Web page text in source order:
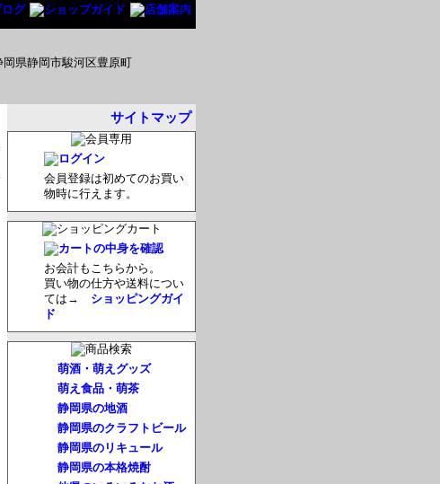
サイトマップ
会員登録は初めてのお買い
物時に行えます。
お会計もこちらから。
買い物の仕方や送料につい
ては→ ショッピングガイ
ド
萌酒・萌えグッズ
萌え食品・萌茶
静岡県の地酒
静岡県のクラフトビール
静岡県のリキュール
静岡県の本格焼酎